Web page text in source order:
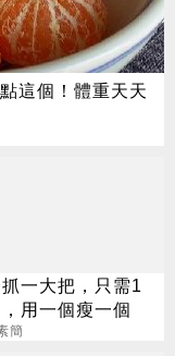
這個！體重天天
一大把，只需1
用一個瘦一個
簡